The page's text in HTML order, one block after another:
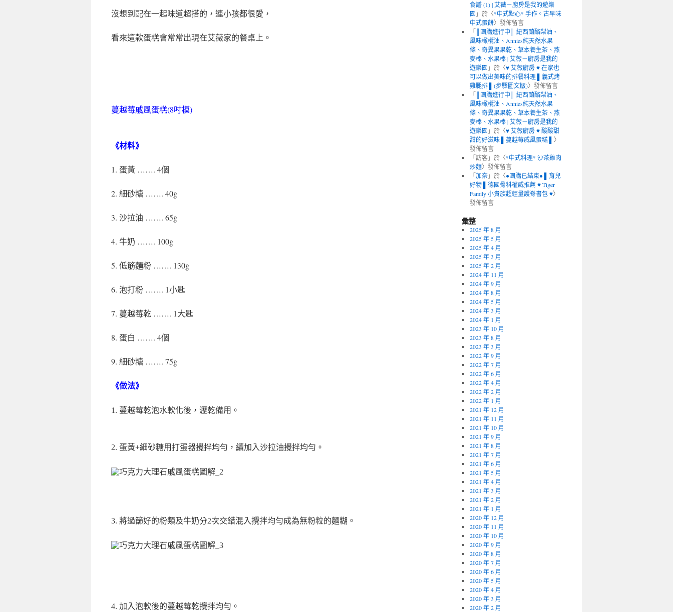
沒想到配在一起味道超搭的，連小孩都很愛，
看來這款蛋糕會常常出現在艾薇家的餐桌上。
蔓越莓戚風蛋糕(8吋模)
《材料》
1. 蛋黃 ……. 4個
2. 細砂糖 ……. 40g
3. 沙拉油 ……. 65g
4. 牛奶 ……. 100g
5. 低筋麵粉 ……. 130g
6. 泡打粉 ……. 1小匙
7. 蔓越莓乾 ……. 1大匙
8. 蛋白 ……. 4個
9. 細砂糖 ……. 75g
《做法》
1. 蔓越莓乾泡水軟化後，瀝乾備用。
2. 蛋黃+細砂糖用打蛋器攪拌均勻，續加入沙拉油攪拌均勻。
3. 將過篩好的粉類及牛奶分2次交錯混入攪拌均勻成為無粉粒的麵糊。
4. 加入泡軟後的蔓越莓乾攪拌均勻。
食譜 (1) | 艾薇－廚房是我的遊樂
園 」於〈*中式點心* 手作。古早味
中式蛋餅〉發佈留言
「║團購進行中║ 紐西蘭酪梨油、
風味橄欖油、Annies純天然水果
條、奇異果果乾、草本養生茶、燕
麥棒、水果棒 | 艾薇－廚房是我的
遊樂園 」於〈♥ 艾薇廚房 ♥ 在家也
可以做出美味的排餐料理 ▌義式烤
雞腿排 ▌(步驟圖文版)〉發佈留言
「║團購進行中║ 紐西蘭酪梨油、
風味橄欖油、Annies純天然水果
條、奇異果果乾、草本養生茶、燕
麥棒、水果棒 | 艾薇－廚房是我的
遊樂園 」於〈♥ 艾薇廚房 ♥ 酸酸甜
甜的好滋味 ▌蔓越莓戚風蛋糕 ▌ 〉
發佈留言
「訪客」於〈*中式料理* 沙茶雞肉
炒麵〉發佈留言
「加奈」於〈●團購已結束● ▌育兒
好物 ▌德國骨科權威推薦 ♥ Tiger
Family 小貴族超輕量護脊書包 ♥〉
發佈留言
彙整
2025 年 8 月
2025 年 5 月
2025 年 4 月
2025 年 3 月
2025 年 2 月
2024 年 11 月
2024 年 9 月
2024 年 8 月
2024 年 5 月
2024 年 3 月
2024 年 1 月
2023 年 10 月
2023 年 8 月
2023 年 3 月
2022 年 9 月
2022 年 7 月
2022 年 6 月
2022 年 4 月
2022 年 2 月
2022 年 1 月
2021 年 12 月
2021 年 11 月
2021 年 10 月
2021 年 9 月
2021 年 8 月
2021 年 7 月
2021 年 6 月
2021 年 5 月
2021 年 4 月
2021 年 3 月
2021 年 2 月
2021 年 1 月
2020 年 12 月
2020 年 11 月
2020 年 10 月
2020 年 9 月
2020 年 8 月
2020 年 7 月
2020 年 6 月
2020 年 5 月
2020 年 4 月
2020 年 3 月
2020 年 2 月